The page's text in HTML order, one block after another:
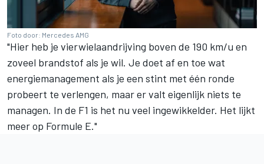
Foto door: Mercedes AMG
"Hier heb je vierwielaandrijving boven de 190 km/u en
zoveel brandstof als je wil. Je doet af en toe wat
energiemanagement als je een stint met één ronde
probeert te verlengen, maar er valt eigenlijk niets te
managen. In de F1 is het nu veel ingewikkelder. Het lijkt
meer op Formule E."